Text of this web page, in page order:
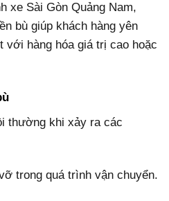
xe Sài Gòn Quảng Nam,
bù giúp khách hàng yên
với hàng hóa giá trị cao hoặc
thường khi xảy ra các
trong quá trình vận chuyển.